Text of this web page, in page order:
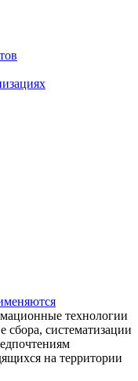
технологии
сбора, систематизации
на территории